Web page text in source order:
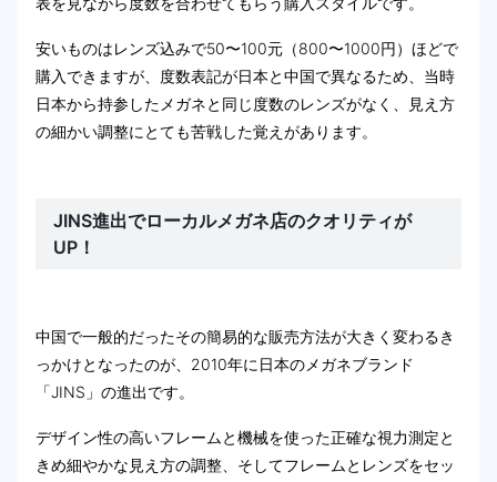
安いものはレンズ込みで50〜100元（800〜1000円）ほどで
購入できますが、度数表記が日本と中国で異なるため、当時
日本から持参したメガネと同じ度数のレンズがなく、見え方
の細かい調整にとても苦戦した覚えがあります。
JINS進出でローカルメガネ店のクオリティが
UP！
中国で一般的だったその簡易的な販売方法が大きく変わるき
っかけとなったのが、2010年に日本のメガネブランド
「JINS」の進出です。
デザイン性の高いフレームと機械を使った正確な視力測定と
きめ細やかな見え方の調整、そしてフレームとレンズをセッ